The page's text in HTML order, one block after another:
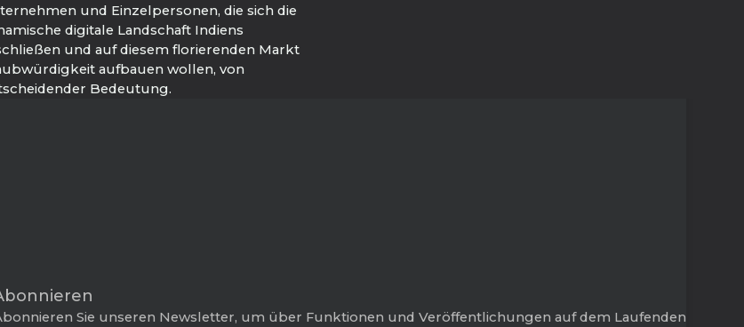
und Einzelpersonen, die sich die
digitale Landschaft Indiens
und auf diesem florierenden Markt
aufbauen wollen, von
Bedeutung.
Sie unseren Newsletter, um über Funktionen und Veröffentlichungen auf dem Laufenden